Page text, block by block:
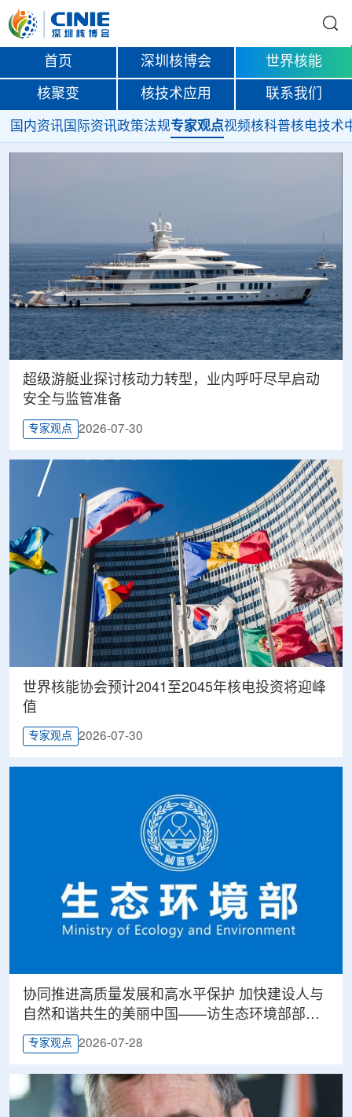
首页 深圳核博会 世界核能
核聚变 核技术应用 联系我们
国内资讯 国际资讯政策法规专家观点视频核科普核电技术
超级游艇业探讨核动力转型，业内呼吁尽早启动
安全与监管准备
专家观点 2026-07-30
世界核能协会预计2041至2045年核电投资将迎峰
值
专家观点 2026-07-30
协同推进高质量发展和高水平保护 加快建设人与
自然和谐共生的美丽中国——访生态环境部部长
黄润秋
专家观点 2026-07-28